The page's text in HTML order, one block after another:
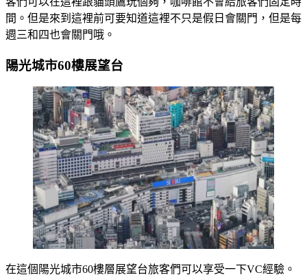
間。但是來到這裡前可要知道這裡不只是假日會關門，但是每
週三和四也會關門哦。
陽光城市60樓展望台
在這個陽光城市60樓層展望台旅客們可以享受一下VC經驗。